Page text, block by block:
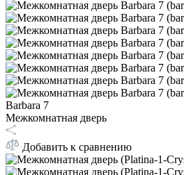
Barbara 7
Межкомнатная дверь
Добавить к сравнению